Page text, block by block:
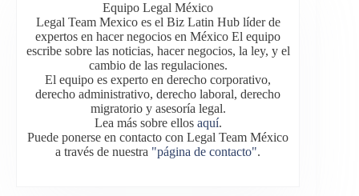
Equipo Legal México
Legal Team Mexico es el Biz Latin Hub líder de
expertos en hacer negocios en México El equipo
escribe sobre las noticias, hacer negocios, la ley, y el
cambio de las regulaciones.
El equipo es experto en derecho corporativo,
derecho administrativo, derecho laboral, derecho
migratorio y asesoría legal.
Lea más sobre ellos aquí.
Puede ponerse en contacto con Legal Team México
a través de nuestra "página de contacto".